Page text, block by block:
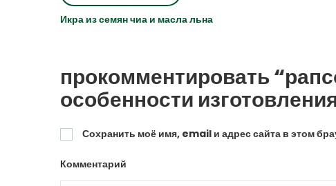
Икра из семян чиа и масла льна
прокомментировать
особенности
Сохранить моё имя, email и адрес сайта в этом
Комментарий